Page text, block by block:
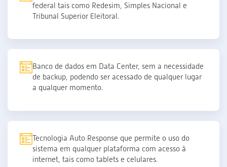
federal tais como Redesim, Simples Nacional e
Tribunal Superior Eleitoral.
Banco de dados em Data Center, sem a necessidade
de backup, podendo ser acessado de qualquer lugar
a qualquer momento.
Tecnologia Auto Response que permite o uso do
sistema em qualquer plataforma com acesso à
internet, tais como tablets e celulares.